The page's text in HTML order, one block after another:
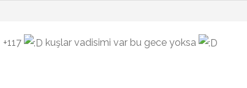
+117 kuşlar vadisimi var bu gece yoksa